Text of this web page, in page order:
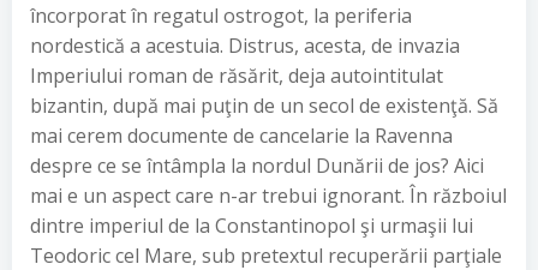
încorporat în regatul ostrogot, la periferia
nordestică a acestuia. Distrus, acesta, de invazia
Imperiului roman de răsărit, deja autointitulat
bizantin, după mai puţin de un secol de existenţă. Să
mai cerem documente de cancelarie la Ravenna
despre ce se întâmpla la nordul Dunării de jos? Aici
mai e un aspect care n-ar trebui ignorant. În războiul
dintre imperiul de la Constantinopol şi urmaşii lui
Teodoric cel Mare, sub pretextul recuperării parţiale